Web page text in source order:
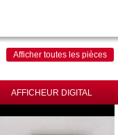
Afficher toutes les pièces
AFFICHEUR DIGITAL